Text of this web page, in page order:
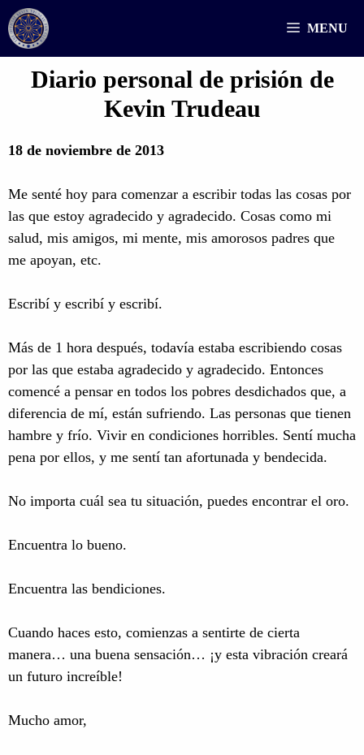
Saltar
al
contenido
MENU
Diario personal de prisión de
Kevin Trudeau
18 de noviembre de 2013
Me senté hoy para comenzar a escribir todas las cosas por
las que estoy agradecido y agradecido. Cosas como mi
salud, mis amigos, mi mente, mis amorosos padres que
me apoyan, etc.
Escribí y escribí y escribí.
Más de 1 hora después, todavía estaba escribiendo cosas
por las que estaba agradecido y agradecido. Entonces
comencé a pensar en todos los pobres desdichados que, a
diferencia de mí, están sufriendo. Las personas que tienen
hambre y frío. Vivir en condiciones horribles. Sentí mucha
pena por ellos, y me sentí tan afortunada y bendecida.
No importa cuál sea tu situación, puedes encontrar el oro.
Encuentra lo bueno.
Encuentra las bendiciones.
Cuando haces esto, comienzas a sentirte de cierta
manera… una buena sensación… ¡y esta vibración creará
un futuro increíble!
Mucho amor,